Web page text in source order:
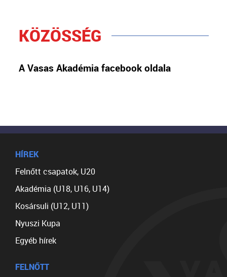
KÖZÖSSÉG
A Vasas Akadémia facebook oldala
HÍREK
Felnőtt csapatok, U20
Akadémia (U18, U16, U14)
Kosársuli (U12, U11)
Nyuszi Kupa
Egyéb hírek
FELNŐTT